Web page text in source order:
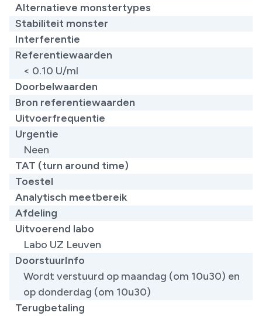
Alternatieve monstertypes
Stabiliteit monster
Interferentie
Referentiewaarden
< 0.10 U/ml​
Doorbelwaarden
Bron referentiewaarden
Uitvoerfrequentie
Urgentie
Neen
TAT (turn around time)
Toestel
Analytisch meetbereik
Afdeling
Uitvoerend labo
Labo UZ Leuven
DoorstuurInfo
Wordt verstuurd op maandag (om 10u30) en
op donderdag (om 10u30)
Terugbetaling